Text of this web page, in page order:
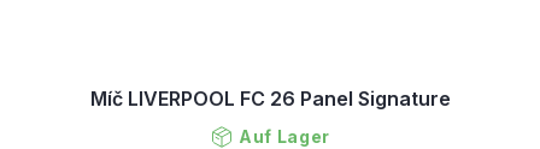
Míč LIVERPOOL FC 26 Panel Signature
Auf Lager